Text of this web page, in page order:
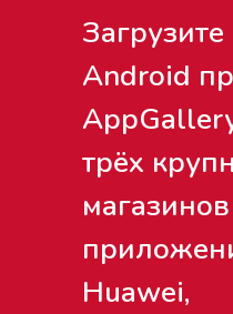
Android
трёх
магазинов
Huawei,